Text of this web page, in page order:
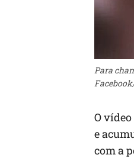
Para
O
e
com a